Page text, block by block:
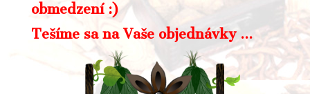
obmedzení :)
Tešíme sa na Vaše objednávky ...